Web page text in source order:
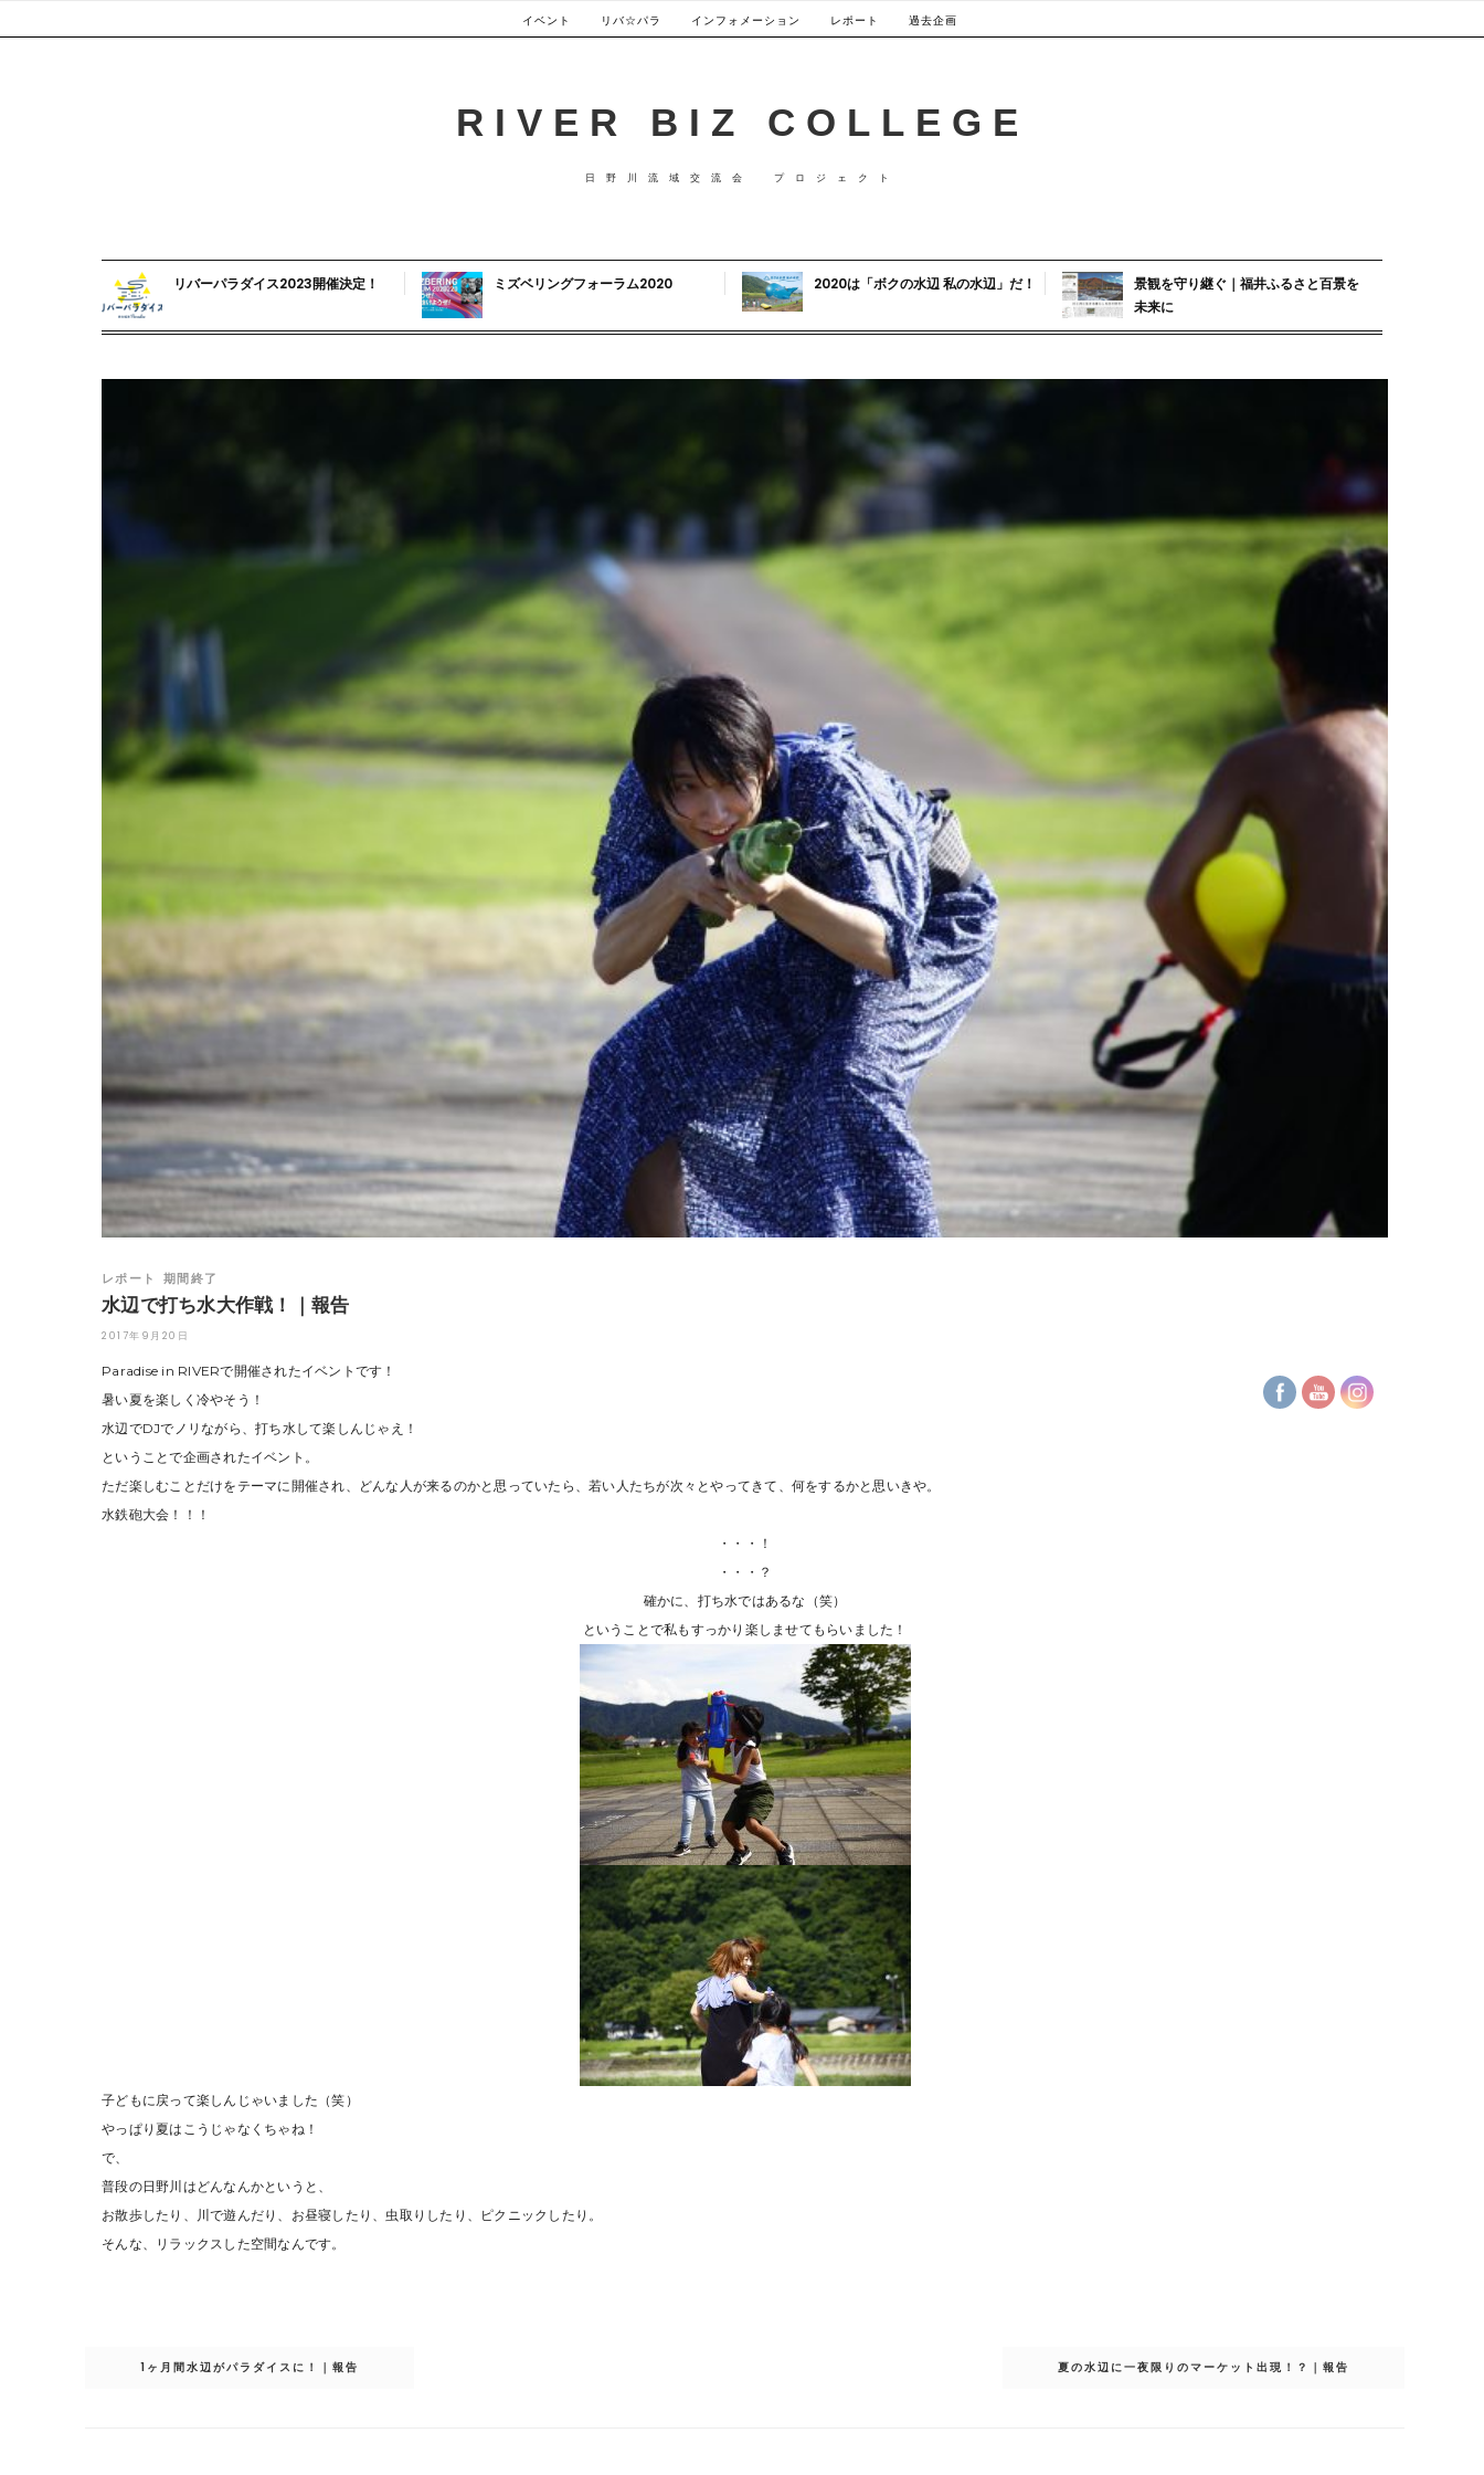
to
イベント リバ☆パラ インフォメーション レポート 過去企画
RIVER BIZ COLLEGE
日野川流域交流会 プロジェクト
リバーパラダイス2023開催決定！ ミズベリングフォーラム2020 2020は「ボクの水辺 私の水辺」だ！
景観を守り継ぐ｜福井ふるさと百景を
未来に
レポート 期間終了
水辺で打ち水大作戦！｜報告
2017年9月20日
Paradise in RIVERで開催されたイベントです！
暑い夏を楽しく冷やそう！
水辺でDJでノリながら、打ち水して楽しんじゃえ！
ということで企画されたイベント。
ただ楽しむことだけをテーマに開催され、どんな人が来るのかと思っていたら、若い人たちが次々とやってきて、何をするかと思いきや。
水鉄砲大会！！！
・・・！
・・・？
確かに、打ち水ではあるな（笑）
ということで私もすっかり楽しませてもらいました！
子どもに戻って楽しんじゃいました（笑）
やっぱり夏はこうじゃなくちゃね！
で、
普段の日野川はどんなんかというと、
お散歩したり、川で遊んだり、お昼寝したり、虫取りしたり、ピクニックしたり。
そんな、リラックスした空間なんです。
夏の水辺に一夜限りのマーケット出現！？｜報告
1ヶ月間水辺がパラダイスに！｜報告